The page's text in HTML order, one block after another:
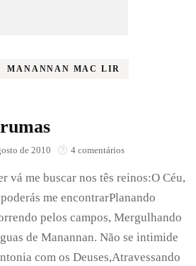
MANANNAN MAC LIR
de 2010 4 comentáriosem
das
Brumas
vá me buscar nos tês reinos:O Céu,
me encontrarPlanando
pelos campos, Mergulhando
de Manannan. Não se intimide
com os Deuses,Atravessando